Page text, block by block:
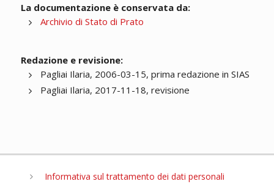
La documentazione è conservata da:
Archivio di Stato di Prato
Redazione e revisione:
Pagliai Ilaria, 2006-03-15, prima redazione in SIAS
Pagliai Ilaria, 2017-11-18, revisione
Informativa sul trattamento dei dati personali